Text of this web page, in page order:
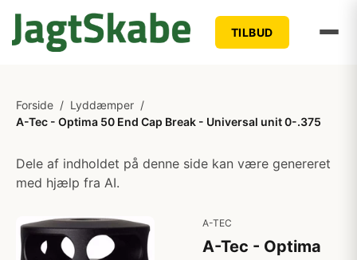
TILBUD
Forside / Lyddæmper /
A-Tec - Optima 50 End Cap Break - Universal unit 0-.375
Dele af indholdet på denne side kan være genereret
med hjælp fra AI.
A-TEC
A-Tec - Optima